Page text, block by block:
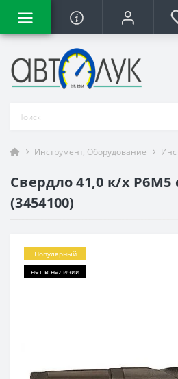
Инструмент, Оборудование
Свердло 41,0 к/х Р6М5
(3454100)
Популярный
нет в наличии